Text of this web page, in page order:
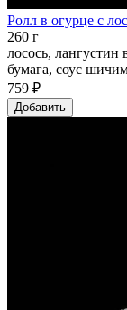
Ролл в огурце с
260 г
лосось, лангустин
бумага, соус
759 ₽
Добавить